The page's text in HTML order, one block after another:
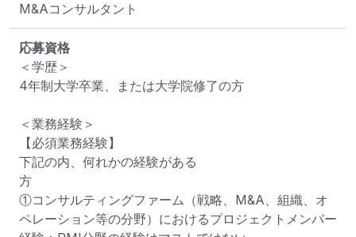
M&Aコンサルタント
応募資格
＜学歴＞
4年制大学卒業、または大学院修了の方
＜業務経験＞
【必須業務経験】
下記の内、何れかの経験がある
方
①コンサルティングファーム（戦略、M&A、組織、オ
ペレーション等の分野）におけるプロジェクトメンバー